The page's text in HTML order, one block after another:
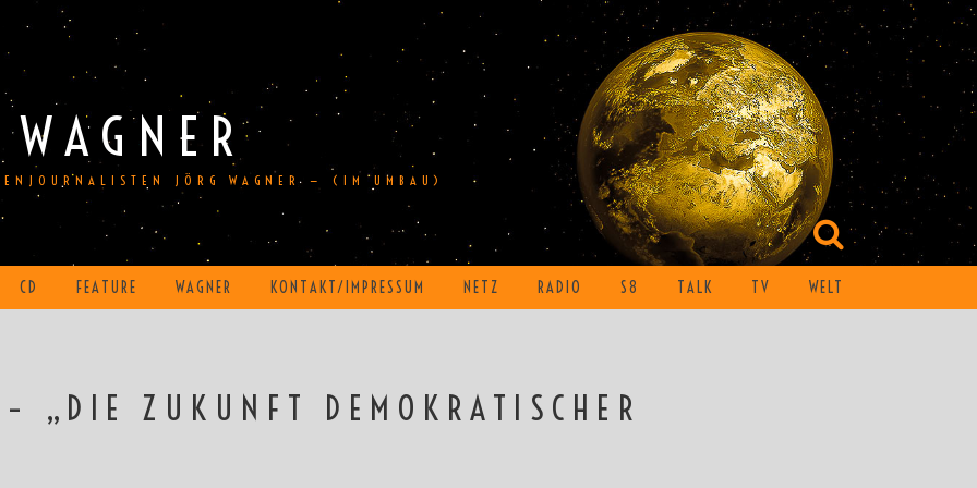
JÖRG WAGNER — (IM UMBAU)
CD FEATURE WAGNER KONTAKT/IMPRESSUM NETZ RADIO S8 TALK TV WELT
„DIE ZUKUNFT DEMOKRATISCHER